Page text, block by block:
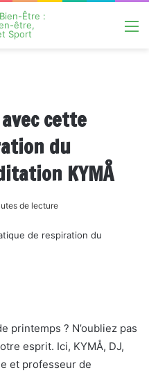
cette
du
KYMÅ
de lecture
printemps ? N’oubliez pas
esprit. Ici, KYMÅ, DJ,
et professeur de